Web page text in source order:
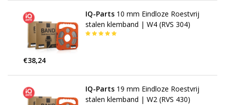
IQ-Parts 10 mm Eindloze Roestvrij
stalen klemband | W4 (RVS 304)
€38,24
IQ-Parts 19 mm Eindloze Roestvrij
stalen klemband | W2 (RVS 430)